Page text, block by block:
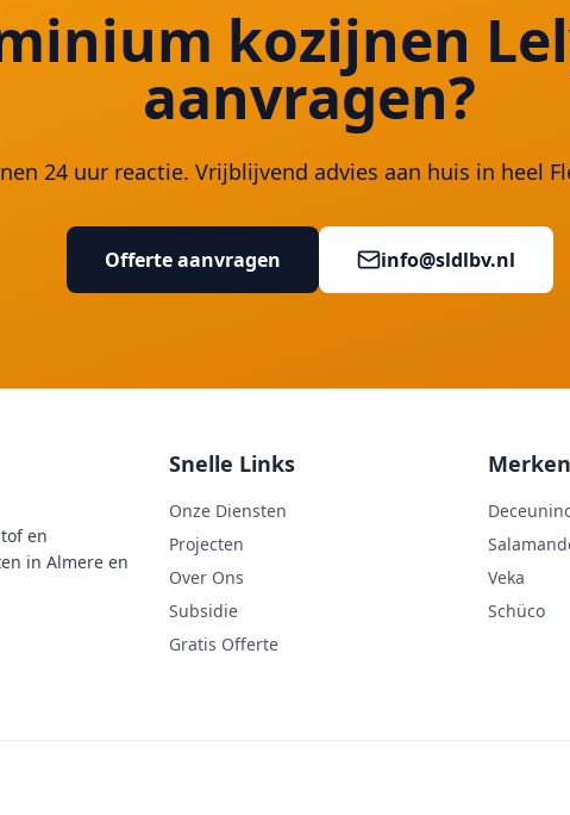
kozijnen
aanvragen?
24 uur reactie. Vrijblijvend advies aan huis in heel
Offerte aanvragen info@sldlbv.nl
en
in Almere en
Snelle Links
Onze Diensten
Projecten
Over Ons
Subsidie
Gratis Offerte
Merken
Veka
Schüco